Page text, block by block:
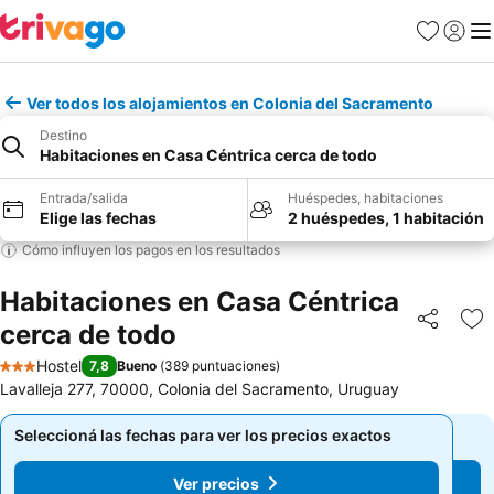
Favoritos
Iniciar
Ver todos los alojamientos en Colonia del Sacramento
Destino
Habitaciones en Casa Céntrica cerca de todo
Entrada/salida
Elige las fechas
Huéspedes, habitaciones
2 huéspedes, 1 habitación
Cómo influyen los pagos en los resultados
Habitaciones en Casa Céntrica
cerca de todo
Compartir
3 Estrellas
Hostel 7,8 Bueno (389 puntuaciones)
Lavalleja 277, 70000, Colonia del Sacramento, Uruguay
Seleccioná las fechas para ver los precios exactos
Ver precios
Seleccioná las fechas para ver los precios exactos
Ver precios